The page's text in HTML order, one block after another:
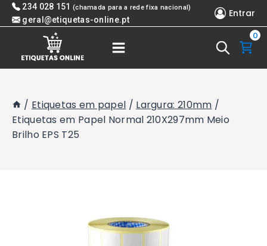
Skip 234 028 151 (chamada para a rede fixa nacional)
geral@etiquetas-online.pt
Entrar
0
/ Etiquetas em papel / Largura: 210mm /
Etiquetas em Papel Normal 210X297mm Meio
Brilho EPS T25